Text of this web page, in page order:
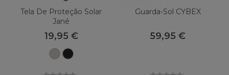
Tela De Proteção Solar
Jané
19,95 €
AreiaC01
Guarda-Sol CYBEX
59,95 €